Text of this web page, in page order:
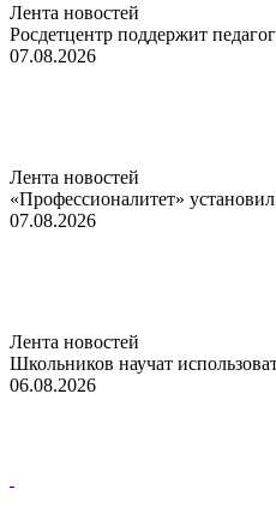
Лента новостей
Росдетцентр поддержит
07.08.2026
Лента новостей
«Профессионалитет»
07.08.2026
Лента новостей
Школьников научат
06.08.2026